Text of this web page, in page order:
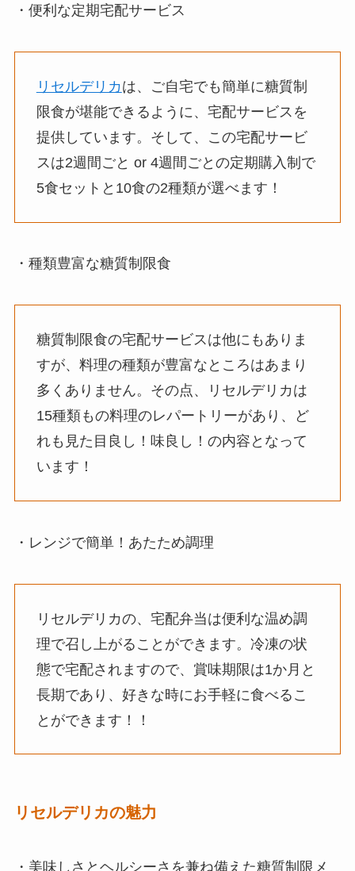
・便利な定期宅配サービス
リセルデリカは、ご自宅でも簡単に糖質制
限食が堪能できるように、宅配サービスを
提供しています。そして、この宅配サービ
スは2週間ごと or 4週間ごとの定期購入制で
5食セットと10食の2種類が選べます！
・種類豊富な糖質制限食
糖質制限食の宅配サービスは他にもありま
すが、料理の種類が豊富なところはあまり
多くありません。その点、リセルデリカは
15種類もの料理のレパートリーがあり、ど
れも見た目良し！味良し！の内容となって
います！
・レンジで簡単！あたため調理
リセルデリカの、宅配弁当は便利な温め調
理で召し上がることができます。冷凍の状
態で宅配されますので、賞味期限は1か月と
長期であり、好きな時にお手軽に食べるこ
とができます！！
リセルデリカの魅力
・美味しさとヘルシーさを兼ね備えた糖質制限メ